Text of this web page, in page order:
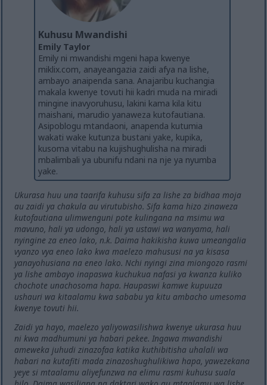
Kuhusu Mwandishi
Emily Taylor
Emily ni mwandishi mgeni hapa kwenye
miklix.com, anayeangazia zaidi afya na lishe,
ambayo anaipenda sana. Anajaribu kuchangia
makala kwenye tovuti hii kadri muda na miradi
mingine inavyoruhusu, lakini kama kila kitu
maishani, marudio yanaweza kutofautiana.
Asipoblogu mtandaoni, anapenda kutumia
wakati wake kutunza bustani yake, kupika,
kusoma vitabu na kujishughulisha na miradi
mbalimbali ya ubunifu ndani na nje ya nyumba
yake.
Ukurasa huu una taarifa kuhusu sifa za lishe za bidhaa moja
au zaidi ya chakula au virutubisho. Sifa kama hizo zinaweza
kutofautiana ulimwenguni pote kulingana na msimu wa
mavuno, hali ya udongo, hali ya ustawi wa wanyama, hali
nyingine za eneo lako, n.k. Daima hakikisha kuwa umeangalia
vyanzo vya eneo lako kwa maelezo mahususi na ya kisasa
yanayohusiana na eneo lako. Nchi nyingi zina miongozo rasmi
ya lishe ambayo inapaswa kuchukua nafasi ya kwanza kuliko
chochote unachosoma hapa. Haupaswi kamwe kupuuza
ushauri wa kitaalamu kwa sababu ya kitu ambacho umesoma
kwenye tovuti hii.
Zaidi ya hayo, maelezo yaliyowasilishwa kwenye ukurasa huu
ni kwa madhumuni ya habari pekee. Ingawa mwandishi
ameweka juhudi zinazofaa katika kuthibitisha uhalali wa
habari na kutafiti mada zinazoshughulikiwa hapa, yawezekana
yeye si mtaalamu aliyefunzwa na elimu rasmi kuhusu suala